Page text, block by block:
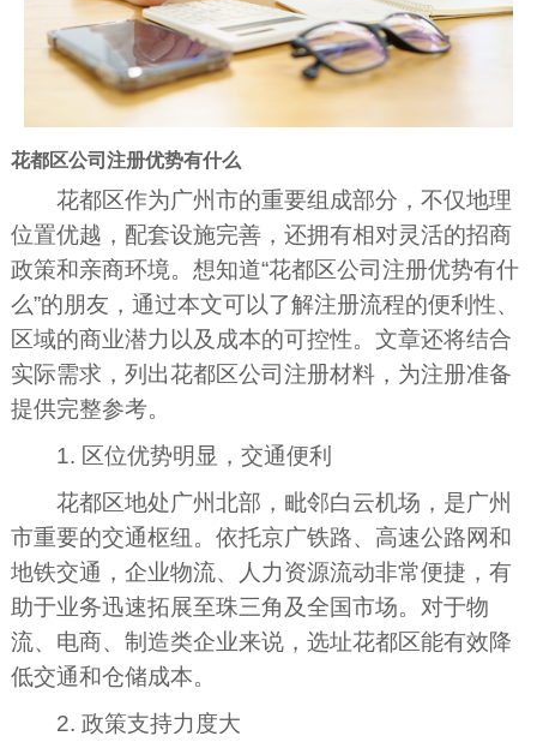
花都区公司注册优势有什么
花都区作为广州市的重要组成部分，不仅地理
位置优越，配套设施完善，还拥有相对灵活的招商
政策和亲商环境。想知道“花都区公司注册优势有什
么”的朋友，通过本文可以了解注册流程的便利性、
区域的商业潜力以及成本的可控性。文章还将结合
实际需求，列出花都区公司注册材料，为注册准备
提供完整参考。
1. 区位优势明显，交通便利
花都区地处广州北部，毗邻白云机场，是广州
市重要的交通枢纽。依托京广铁路、高速公路网和
地铁交通，企业物流、人力资源流动非常便捷，有
助于业务迅速拓展至珠三角及全国市场。对于物
流、电商、制造类企业来说，选址花都区能有效降
低交通和仓储成本。
2. 政策支持力度大